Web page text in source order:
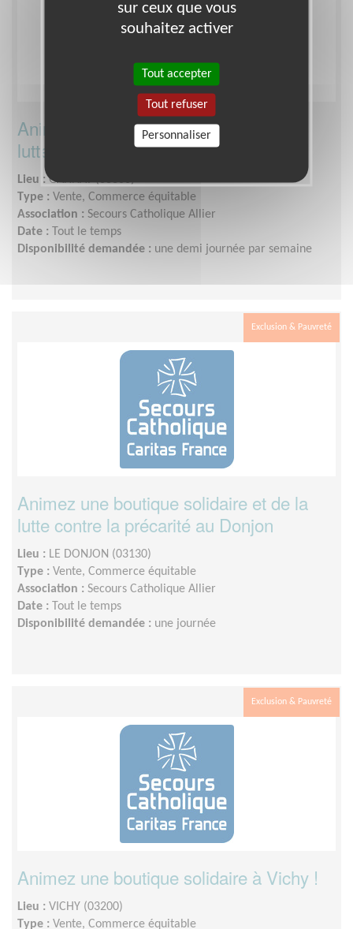
Animez une boutique solidaire et de la
lutte contre la précarité à Gannat
Lieu :GANNAT (03800)
Type : Vente, Commerce équitable
Association : Secours Catholique Allier
Date : Tout le temps
Disponibilité demandée : une demi journée par semaine
Exclusion & Pauvreté
Animez une boutique solidaire et de la
lutte contre la précarité au Donjon
Lieu : LE DONJON (03130)
Type : Vente, Commerce équitable
Association : Secours Catholique Allier
Date : Tout le temps
Disponibilité demandée : une journée
Exclusion & Pauvreté
Animez une boutique solidaire à Vichy !
Lieu : VICHY (03200)
Type : Vente, Commerce équitable
sur ceux que vous
souhaitez activer
Tout accepter
Tout refuser
Personnaliser